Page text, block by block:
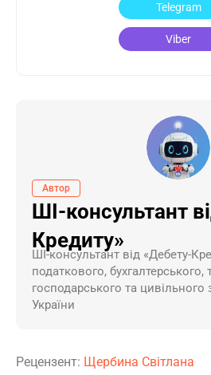
Telegram
Viber
Автор
ШІ-консультант
Кредиту»
ШI-консультант від «Дебету-
податкового, бухгалтерського,
господарського та цивільного
України
Рецензент: Щербина Світлана